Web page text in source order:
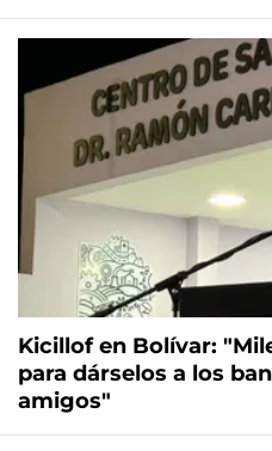
Kicillof en Bolívar:
para dárselos a los
amigos"